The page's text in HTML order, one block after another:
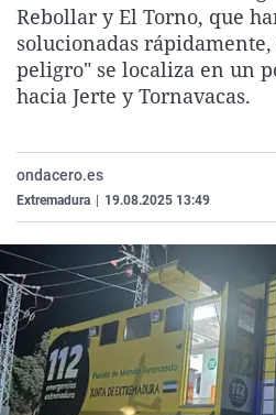
Rebollar y El Torno, que
solucionadas
peligro" se localiza en un
hacia Jerte y Tornavacas.
ondacero.es
Extremadura 19.08.2025 13:49